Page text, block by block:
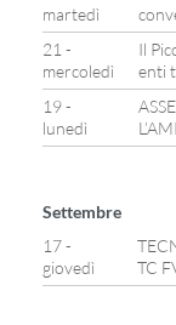
martedì
21 -
mercoledì
Il
enti
19 -
lunedì
Settembre
17 -
giovedì
TC